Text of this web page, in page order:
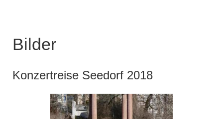
Bilder
Konzertreise Seedorf 2018